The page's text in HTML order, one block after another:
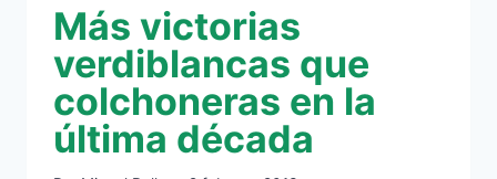
Más victorias
verdiblancas que
colchoneras en la
última década